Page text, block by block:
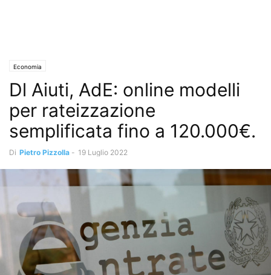
Economia
Dl Aiuti, AdE: online modelli
per rateizzazione
semplificata fino a 120.000€.
Di Pietro Pizzolla - 19 Luglio 2022